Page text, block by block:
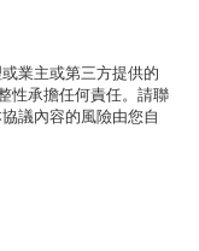
業主或第三方提供的
性承擔任何責任。請聯
議內容的風險由您自